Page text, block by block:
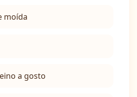
moída
a gosto